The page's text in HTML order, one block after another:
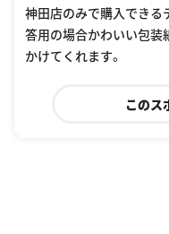
神田店のみで購入できる
答用の場合かわいい包装
かけてくれます。
このス